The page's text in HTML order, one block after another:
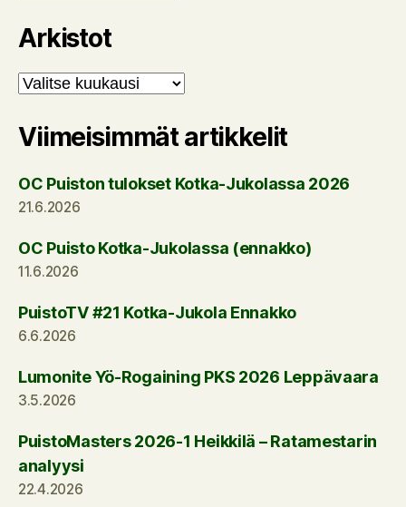
Arkistot
Arkistot
Viimeisimmät artikkelit
OC Puiston tulokset Kotka-Jukolassa 2026
21.6.2026
OC Puisto Kotka-Jukolassa (ennakko)
11.6.2026
PuistoTV #21 Kotka-Jukola Ennakko
6.6.2026
Lumonite Yö-Rogaining PKS 2026 Leppävaara
3.5.2026
PuistoMasters 2026-1 Heikkilä – Ratamestarin
analyysi
22.4.2026